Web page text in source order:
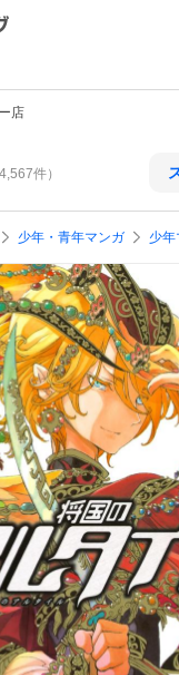
店
4,567件）
少年・青年マンガ 少年